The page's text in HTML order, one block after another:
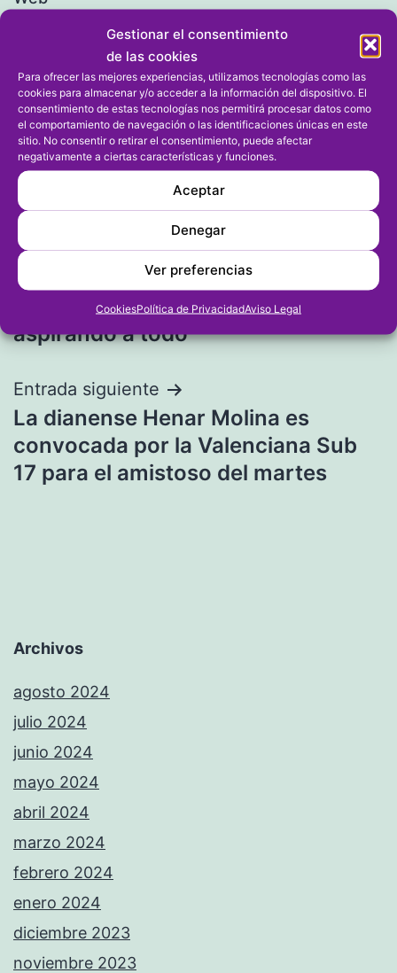
Gestionar el consentimiento
de las cookies
Para ofrecer las mejores experiencias, utilizamos tecnologías como las
cookies para almacenar y/o acceder a la información del dispositivo. El
consentimiento de estas tecnologías nos permitirá procesar datos como
el comportamiento de navegación o las identificaciones únicas en este
sitio. No consentir o retirar el consentimiento, puede afectar
negativamente a ciertas características y funciones.
Aceptar
Denegar
Ver preferencias
CookiesPolítica de PrivacidadAviso Legal
Navegación
de
entradas
Entrada anterior
La victoria es el objetivo Dénia BC
ante el Moixent para seguir
aspirando a todo
Entrada siguiente
La dianense Henar Molina es
convocada por la Valenciana Sub
17 para el amistoso del martes
Archivos
agosto 2024
julio 2024
junio 2024
mayo 2024
abril 2024
marzo 2024
febrero 2024
enero 2024
diciembre 2023
noviembre 2023